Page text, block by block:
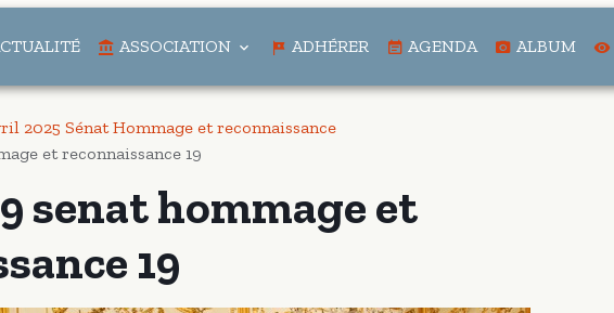
ASSOCIATION ADHÉRER AGENDA ALBUM
2025 Sénat Hommage et reconnaissance
et reconnaissance 19
senat hommage et
19